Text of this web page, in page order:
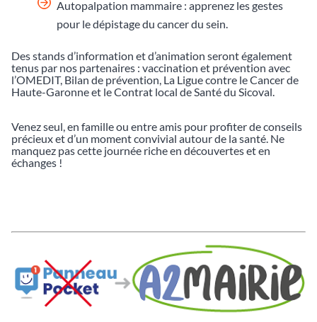
Autopalpation mammaire : apprenez les gestes
pour le dépistage du cancer du sein.
Des stands d’information et d’animation seront également
tenus par nos partenaires : vaccination et prévention avec
l’OMEDIT, Bilan de prévention, La Ligue contre le Cancer de
Haute-Garonne et le Contrat local de Santé du Sicoval.
Venez seul, en famille ou entre amis pour profiter de conseils
précieux et d’un moment convivial autour de la santé. Ne
manquez pas cette journée riche en découvertes et en
échanges !